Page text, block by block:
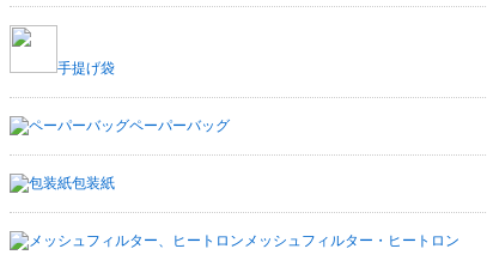
手提げ袋
ペーパーバッグ
包装紙
メッシュフィルター・ヒートロン